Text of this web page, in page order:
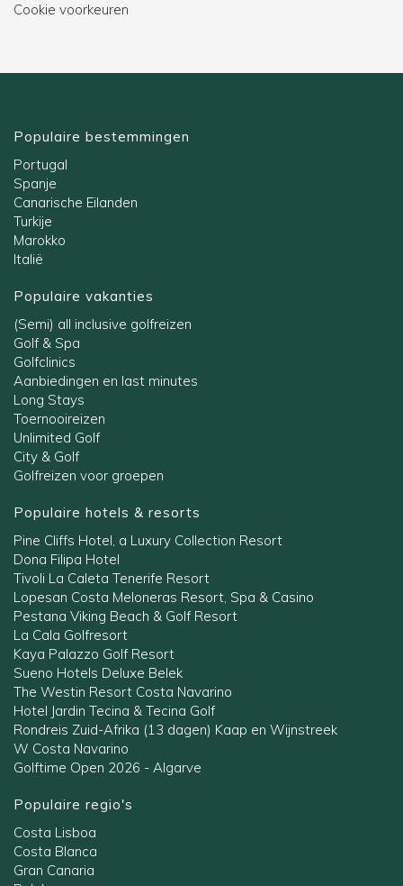
Cookie voorkeuren
Populaire bestemmingen
Portugal
Spanje
Canarische Eilanden
Turkije
Marokko
Italië
Populaire vakanties
(Semi) all inclusive golfreizen
Golf & Spa
Golfclinics
Aanbiedingen en last minutes
Long Stays
Toernooireizen
Unlimited Golf
City & Golf
Golfreizen voor groepen
Populaire hotels & resorts
Pine Cliffs Hotel, a Luxury Collection Resort
Dona Filipa Hotel
Tivoli La Caleta Tenerife Resort
Lopesan Costa Meloneras Resort, Spa & Casino
Pestana Viking Beach & Golf Resort
La Cala Golfresort
Kaya Palazzo Golf Resort
Sueno Hotels Deluxe Belek
The Westin Resort Costa Navarino
Hotel Jardin Tecina & Tecina Golf
Rondreis Zuid-Afrika (13 dagen) Kaap en Wijnstreek
W Costa Navarino
Golftime Open 2026 - Algarve
Populaire regio's
Costa Lisboa
Costa Blanca
Gran Canaria